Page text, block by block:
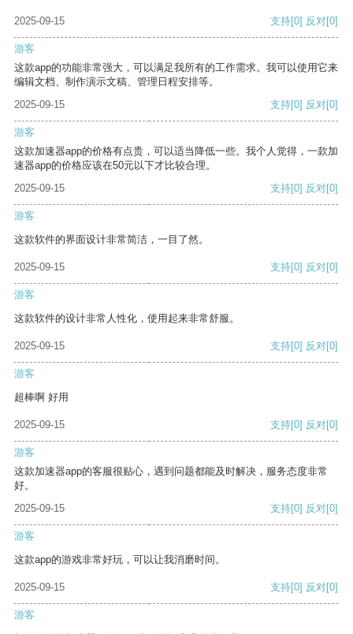
2025-09-15 支持[0] 反对[0]
游客
这款app的功能非常强大，可以满足我所有的工作需求。我可以使用它来
编辑文档、制作演示文稿、管理日程安排等。
2025-09-15
支持[0] 反对[0]
游客
这款加速器app的价格有点贵，可以适当降低一些。我个人觉得，一款加
速器app的价格应该在50元以下才比较合理。
2025-09-15
支持[0] 反对[0]
游客
这款软件的界面设计非常简洁，一目了然。
2025-09-15 支持[0] 反对[0]
游客
这款软件的设计非常人性化，使用起来非常舒服。
2025-09-15 支持[0] 反对[0]
游客
超棒啊 好用
2025-09-15 支持[0] 反对[0]
游客
这款加速器app的客服很贴心，遇到问题都能及时解决，服务态度非常
好。
2025-09-15
支持[0] 反对[0]
游客
这款app的游戏非常好玩，可以让我消磨时间。
2025-09-15 支持[0] 反对[0]
游客